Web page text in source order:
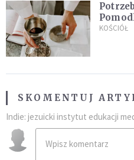
KOŚCIÓŁ
SKOMENTUJ
Indie: jezuicki instytut edukacji